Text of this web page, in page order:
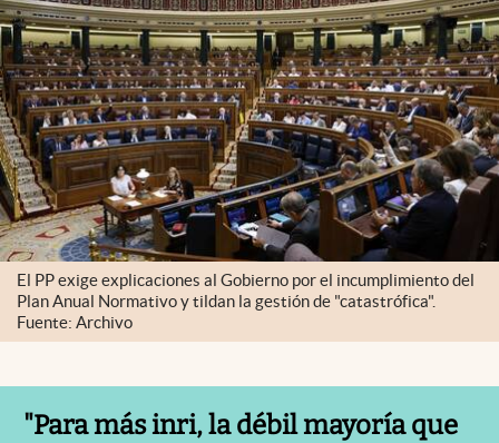
El PP exige explicaciones al Gobierno por el incumplimiento del
Plan Anual Normativo y tildan la gestión de "catastrófica".
Fuente: Archivo
"Para más inri, la débil mayoría que